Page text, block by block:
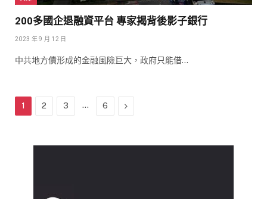
200多國企退融資平台 專家揭背後影子銀行
2023 年 9 月 12 日
中共地方債形成的金融風險巨大，政府只能借…
1 2 3 ... 6 Next